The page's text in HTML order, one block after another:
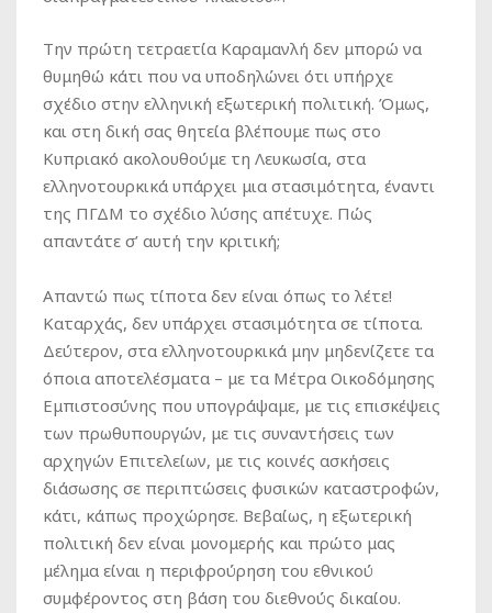
Την πρώτη τετραετία Καραμανλή δεν μπορώ να
θυμηθώ κάτι που να υποδηλώνει ότι υπήρχε
σχέδιο στην ελληνική εξωτερική πολιτική. Όμως,
και στη δική σας θητεία βλέπουμε πως στο
Κυπριακό ακολουθούμε τη Λευκωσία, στα
ελληνοτουρκικά υπάρχει μια στασιμότητα, έναντι
της ΠΓΔΜ το σχέδιο λύσης απέτυχε. Πώς
απαντάτε σ’ αυτή την κριτική;
Απαντώ πως τίποτα δεν είναι όπως το λέτε!
Καταρχάς, δεν υπάρχει στασιμότητα σε τίποτα.
Δεύτερον, στα ελληνοτουρκικά μην μηδενίζετε τα
όποια αποτελέσματα – με τα Μέτρα Οικοδόμησης
Εμπιστοσύνης που υπογράψαμε, με τις επισκέψεις
των πρωθυπουργών, με τις συναντήσεις των
αρχηγών Επιτελείων, με τις κοινές ασκήσεις
διάσωσης σε περιπτώσεις φυσικών καταστροφών,
κάτι, κάπως προχώρησε. Βεβαίως, η εξωτερική
πολιτική δεν είναι μονομερής και πρώτο μας
μέλημα είναι η περιφρούρηση του εθνικού
συμφέροντος στη βάση του διεθνούς δικαίου.